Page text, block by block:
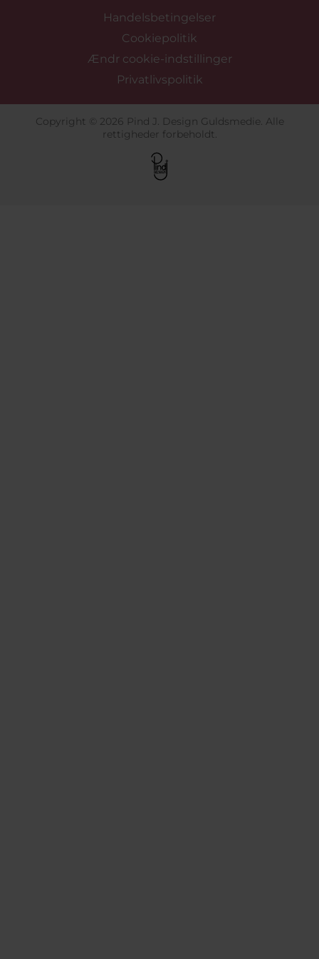
Handelsbetingelser
Cookiepolitik
Ændr cookie-indstillinger
Privatlivspolitik
Copyright © 2026 Pind J. Design Guldsmedie. Alle
rettigheder forbeholdt.